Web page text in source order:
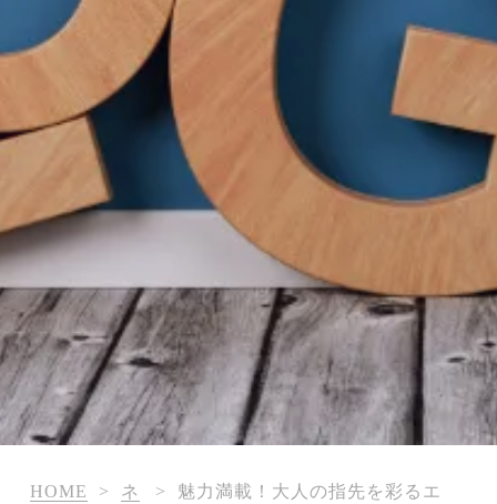
HOME >
ネ
>
魅力満載！大人の指先を彩るエ